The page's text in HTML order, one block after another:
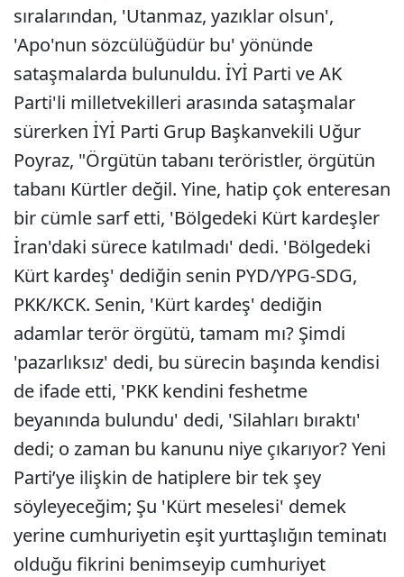
sıralarından, 'Utanmaz, yazıklar olsun',
'Apo'nun sözcülüğüdür bu' yönünde
sataşmalarda bulunuldu. İYİ Parti ve AK
Parti'li milletvekilleri arasında sataşmalar
sürerken İYİ Parti Grup Başkanvekili Uğur
Poyraz, "Örgütün tabanı teröristler, örgütün
tabanı Kürtler değil. Yine, hatip çok enteresan
bir cümle sarf etti, 'Bölgedeki Kürt kardeşler
İran'daki sürece katılmadı' dedi. 'Bölgedeki
Kürt kardeş' dediğin senin PYD/YPG-SDG,
PKK/KCK. Senin, 'Kürt kardeş' dediğin
adamlar terör örgütü, tamam mı? Şimdi
'pazarlıksız' dedi, bu sürecin başında kendisi
de ifade etti, 'PKK kendini feshetme
beyanında bulundu' dedi, 'Silahları bıraktı'
dedi; o zaman bu kanunu niye çıkarıyor? Yeni
Parti’ye ilişkin de hatiplere bir tek şey
söyleyeceğim; Şu 'Kürt meselesi' demek
yerine cumhuriyetin eşit yurttaşlığın teminatı
olduğu fikrini benimseyip cumhuriyet